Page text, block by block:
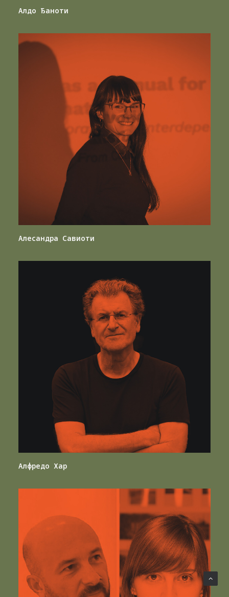
Алдо Ђаноти
Алесандра Савиоти
Алфредо Хар